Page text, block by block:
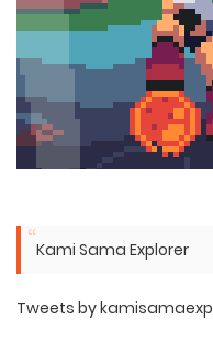
Kami Sama Explorer
Tweets by kamisamaexp